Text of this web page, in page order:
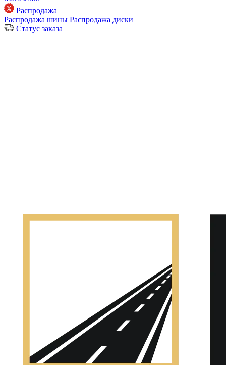
Распродажа
Распродажа шины Распродажа диски
Статус заказа